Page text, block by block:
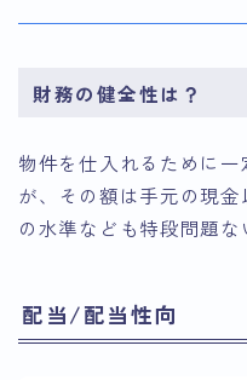
財務の健全性は？
物件を仕入れるために
が、その額は手元の現
の水準なども特段問題な
配当/配当性向